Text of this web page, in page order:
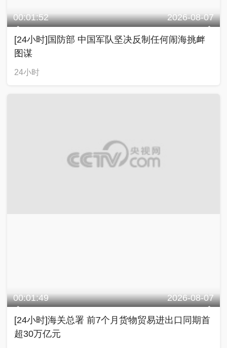
00:01:52 2026-08-07
[24小时]国防部 中国军队坚决反制任何闹海挑衅
图谋
24小时
00:01:49 2026-08-07
[24小时]海关总署 前7个月货物贸易进出口同期首
超30万亿元